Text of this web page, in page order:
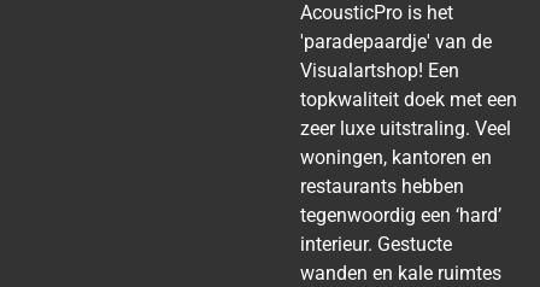
AcousticPro is het
'paradepaardje' van de
Visualartshop! Een
topkwaliteit doek met een
zeer luxe uitstraling. Veel
woningen, kantoren en
restaurants hebben
tegenwoordig een ‘hard’
interieur. Gestucte
wanden en kale ruimtes